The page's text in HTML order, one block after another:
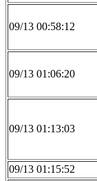
09/13 00:58:12
09/13 01:06:20
09/13 01:13:03
09/13 01:15:52